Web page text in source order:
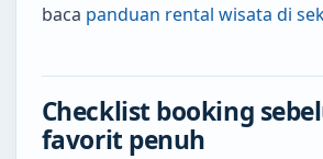
baca panduan rental wisata di
Checklist booking
favorit penuh